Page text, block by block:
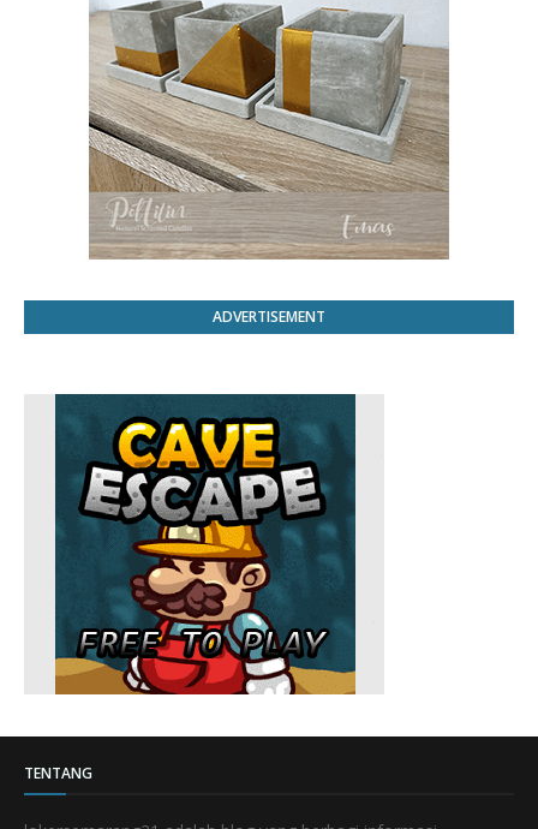
ADVERTISEMENT
TENTANG